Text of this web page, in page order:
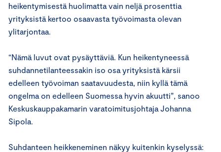
heikentymisestä huolimatta vain neljä prosenttia
yrityksistä kertoo osaavasta työvoimasta olevan
ylitarjontaa.
“Nämä luvut ovat pysäyttäviä. Kun heikentyneessä
suhdannetilanteessakin iso osa yrityksistä kärsii
edelleen työvoiman saatavuudesta, niin kyllä tämä
ongelma on edelleen Suomessa hyvin akuutti”, sanoo
Keskuskauppakamarin varatoimitusjohtaja Johanna
Sipola.
Suhdanteen heikkeneminen näkyy kuitenkin kyselyssä: